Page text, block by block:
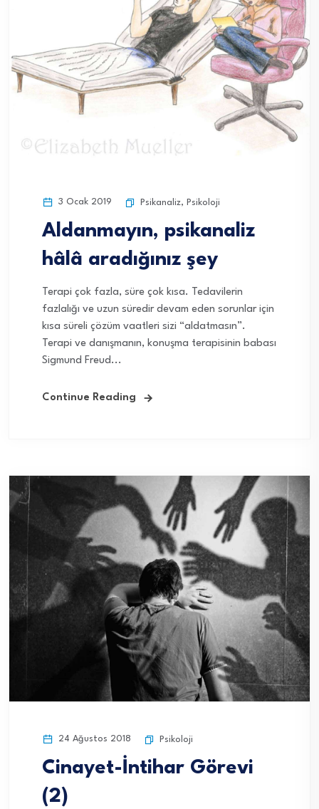
3 Ocak 2019 Psikanaliz, Psikoloji
Aldanmayın, psikanaliz
hâlâ aradığınız şey
Terapi çok fazla, süre çok kısa. Tedavilerin
fazlalığı ve uzun süredir devam eden sorunlar için
kısa süreli çözüm vaatleri sizi “aldatmasın”.
Terapi ve danışmanın, konuşma terapisinin babası
Sigmund Freud...
Continue Reading
24 Ağustos 2018 Psikoloji
Cinayet-İntihar Görevi
(2)